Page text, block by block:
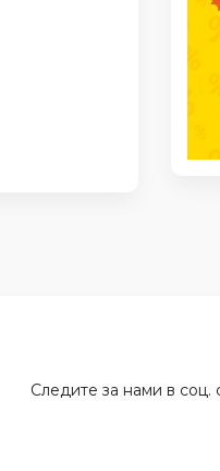
Следите за нами в соц.